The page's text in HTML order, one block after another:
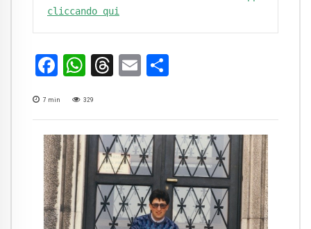
cliccando qui
Facebook
WhatsApp
Threads
Email
7 min 329